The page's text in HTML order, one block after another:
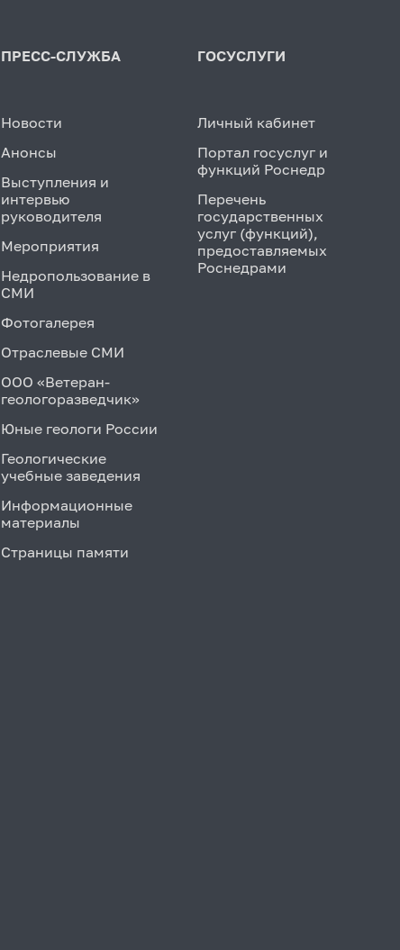
ПРЕСС-СЛУЖБА
Новости
Анонсы
Выступления и
интервью
руководителя
Мероприятия
Недропользование в
СМИ
Фотогалерея
Отраслевые СМИ
ООО «Ветеран-
геологоразведчик»
Юные геологи России
Геологические
учебные заведения
Информационные
материалы
Страницы памяти
ГОСУСЛУГИ
Личный кабинет
Портал госуслуг и
функций Роснедр
Перечень
государственных
услуг (функций),
предоставляемых
Роснедрами